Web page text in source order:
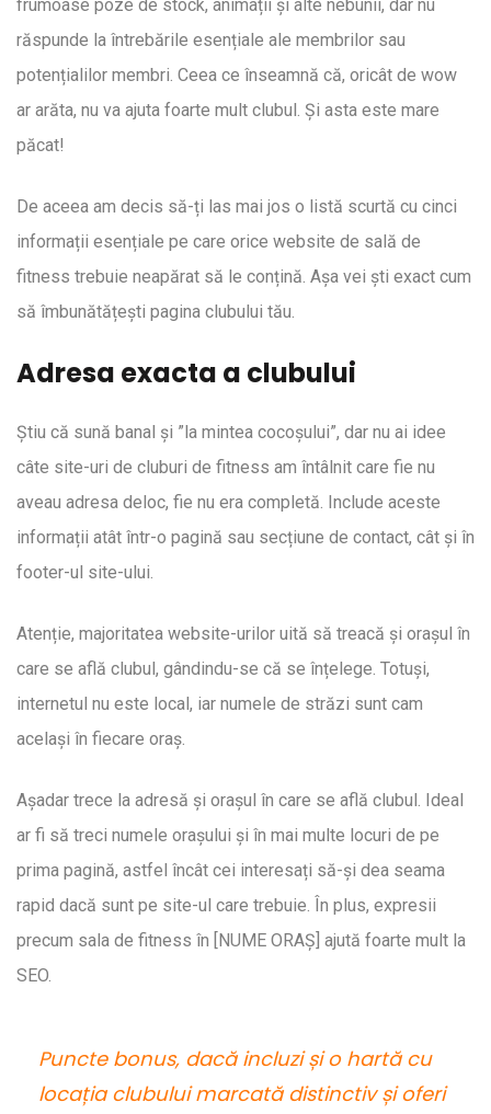
frumoase poze de stock, animații și alte nebunii, dar nu
răspunde la întrebările esențiale ale membrilor sau
potențialilor membri. Ceea ce înseamnă că, oricât de wow
ar arăta, nu va ajuta foarte mult clubul. Și asta este mare
păcat!
De aceea am decis să-ți las mai jos o listă scurtă cu cinci
informații esențiale pe care orice website de sală de
fitness trebuie neapărat să le conțină. Așa vei ști exact cum
să îmbunătățești pagina clubului tău.
Adresa exacta a clubului
Știu că sună banal și ”la mintea cocoșului”, dar nu ai idee
câte site-uri de cluburi de fitness am întâlnit care fie nu
aveau adresa deloc, fie nu era completă. Include aceste
informații atât într-o pagină sau secțiune de contact, cât și în
footer-ul site-ului.
Atenție, majoritatea website-urilor uită să treacă și orașul în
care se află clubul, gândindu-se că se înțelege. Totuși,
internetul nu este local, iar numele de străzi sunt cam
același în fiecare oraș.
Așadar trece la adresă și orașul în care se află clubul. Ideal
ar fi să treci numele orașului și în mai multe locuri de pe
prima pagină, astfel încât cei interesați să-și dea seama
rapid dacă sunt pe site-ul care trebuie. În plus, expresii
precum sala de fitness în [NUME ORAȘ] ajută foarte mult la
SEO.
Puncte bonus, dacă incluzi și o hartă cu
locația clubului marcată distinctiv și oferi